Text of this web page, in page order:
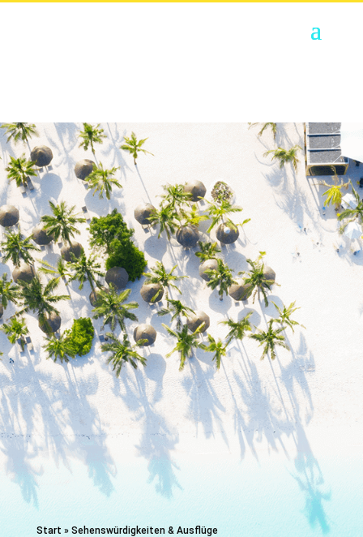
Start» Sehenswürdigkeiten & Ausflüge